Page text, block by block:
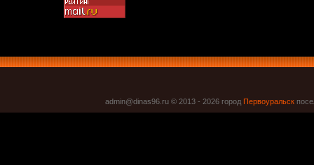
admin@dinas96.ru © 2013 - 2026 город Первоуральск